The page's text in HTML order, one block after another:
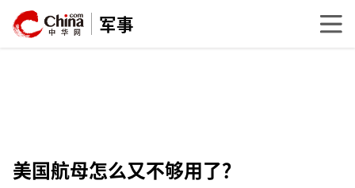
军事
美国航母怎么又不够用了？